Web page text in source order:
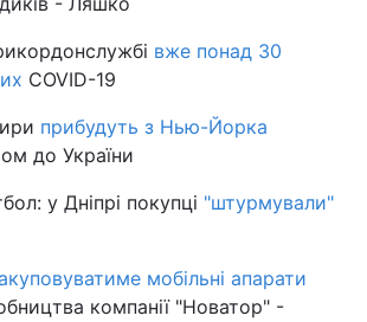
вже понад 30
COVID-19
прибудуть з Нью-Йорка
до України
у Дніпрі покупці "штурмували"
мобільні апарати
компанії "Новатор" -